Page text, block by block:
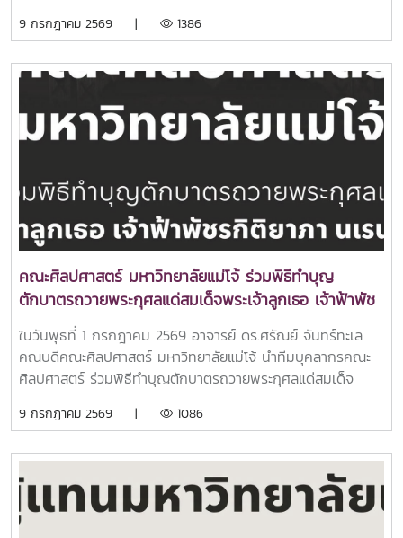
ตลอดจนสร้างความเข้าใจในทิศทางการบริหารงานและการพัฒนา
ศิลปศาสตร์ ให้เกียรติเป็นประธานกล่าวเปิดโครงการ พร้อมนำ
ทีมผู้บริหารพบปะบุคลากรของคณะ เพื่อถ่ายทอดนโยบาย
ทิศทางการบริหารงาน และสร้างความเข้าใจร่วมกันในการขับ
เคลื่อนพันธกิจของคณะให้บรรลุเป้าหมายอย่างมีประสิทธิภาพ
ต้อนรับบุคลากร การนำเสนอทิศทางการดำเนินงานและการขับ
เคลื่อนยุทธศาสตร์ของคณะในปีงบประมาณ 2569 พร้อมรายงาน
ผลการดำเนินงาน รวมถึงการแลกเปลี่ยนข้อคิดเห็นและข้อเสนอ
แนะเพื่อร่วมกันพัฒนาการดำเนินงานของคณะให้มีประสิทธิภาพ
ยิ่งขึ้นนอกจากนี้ ยังมีการอบรมการใช้งานชุดอุปกรณ์ห้องเรียน
เพื่อส่งเสริมการจัดการเรียนรู้ในศตวรรษที่ 21 เพื่อเพิ่มศักยภาพ
ด้านการจัดการเรียนการสอน และเปิดโอกาสให้บุคลากรได้ร่วม
แลกเปลี่ยนประสบการณ์ เสริมสร้างความร่วมมือ และพัฒนา
ศักยภาพในการปฏิบัติงานร่วมกันโครงการ LibArts Gathering
นับเป็นเวทีสำคัญในการสร้างความสัมพันธ์อันดีระหว่างบุคลากร
คณะศิลปศาสตร์สู่การพัฒนาอย่างมีคุณภาพ พร้อมก้าวทันต่อ
9 กรกฎาคม 2569 | 1386
คณะศิลปศาสตร์ มหาวิทยาลัยแม่โจ้ ร่วมพิธีทำบุญ
ตักบาตรถวายพระกุศลแด่สมเด็จพระเจ้าลูกเธอ เจ้าฟ้าพัช
รกิติยาภา นเรนทิราเทพยวดี กรมหลวงราชสาริณีสิริพัชร
มหาวัชรราชธิดา
ในวันพุธที่ 1 กรกฎาคม 2569 อาจารย์ ดร.ศรัณย์ จันทร์ทะเล
คณบดีคณะศิลปศาสตร์ มหาวิทยาลัยแม่โจ้ นำทีมบุคลากรคณะ
ศิลปศาสตร์ ร่วมพิธีทำบุญตักบาตรถวายพระกุศลแด่สมเด็จ
ราชสาริณีสิริพัชร มหาวัชรราชธิดา ณ อาคารแผ่พืชน์
กรุณาธิคุณ โดยมี รองศาสตราจารย์ ดร.วีระพล ทองมา
อธิการบดีมหาวิทยาลัยแม่โจ้ เป็นประธานในพิธี พร้อมด้วยคณะผู้
บริหาร บุคลากร และนักศึกษา และร่วมทำบุญตักบาตรพระสงฆ์
จำนวน 48 รูป อย่างพร้อมเพรียงกัน
9 กรกฎาคม 2569 | 1086